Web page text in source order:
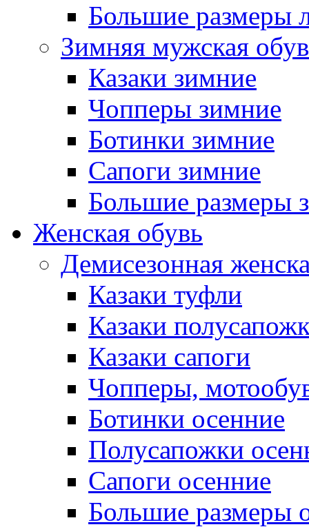
Большие размеры
Зимняя мужская
Казаки зимние
Чопперы зимние
Ботинки зимние
Сапоги зимние
Большие размеры
Женская обувь
Демисезонная
Казаки туфли
Казаки
Казаки сапоги
Чопперы,
Ботинки осенние
Полусапожки
Сапоги осенние
Большие размеры